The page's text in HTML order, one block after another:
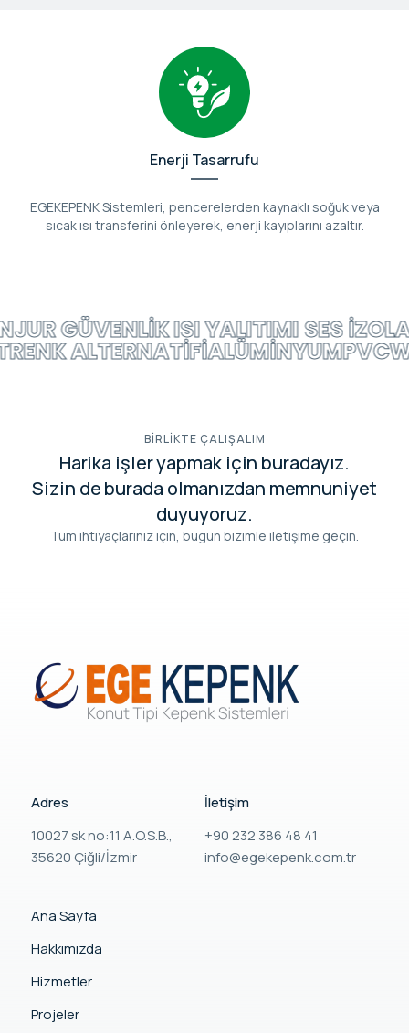
Enerji Tasarrufu
EGEKEPENK Sistemleri, pencerelerden kaynaklı soğuk veya
sıcak ısı transferini önleyerek, enerji kayıplarını azaltır.
GÜVENLIK ISI YALITIMI SES
RENK ALTERNATIFIALÜMINYUMPVC
BIRLIKTE ÇALIŞALIM
Harika işler yapmak için buradayız.
Sizin de burada olmanızdan memnuniyet
duyuyoruz.
Tüm ihtiyaçlarınız için, bugün bizimle iletişime geçin.
Adres
10027 sk no:11 A.O.S.B.,
35620 Çiğli/İzmir
İletişim
+90 232 386 48 41
info@egekepenk.com.tr
Ana Sayfa
Hakkımızda
Hizmetler
Projeler